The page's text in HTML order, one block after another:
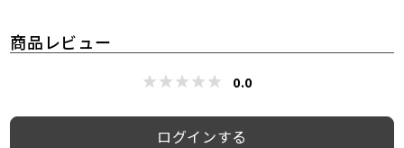
商品レビュー
0.0
ログインする